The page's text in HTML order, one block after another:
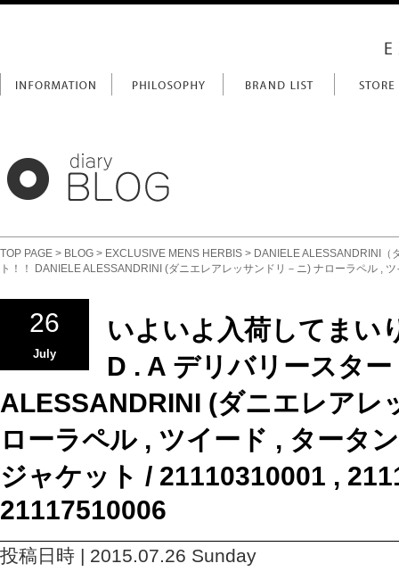
TOP PAGE > BLOG > EXCLUSIVE MENS HERBIS > DANIELE ALESSANDRINI（
ト！！ DANIELE ALESSANDRINI (ダニエレアレッサンドリ－ニ) ナローラペル
26
July
いよいよ入荷してま
D . A デリバリースタ
ALESSANDRINI (ダニエレアレ
ローラペル , ツイード , タータ
ジャケット / 21110310001 ,
21117510006
投稿日時 | 2015.07.26 Sunday